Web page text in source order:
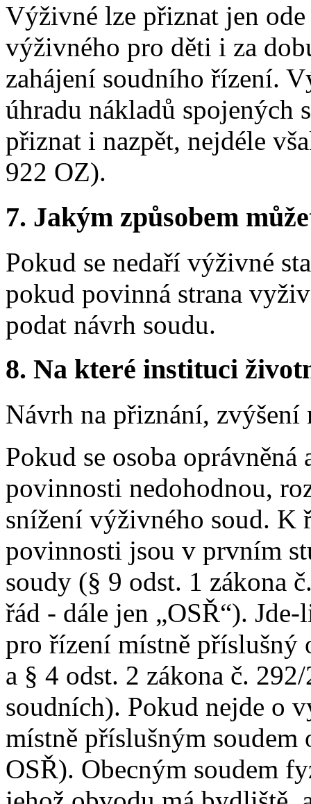
Výživné lze přiznat jen
výživného pro děti i za
zahájení soudního řízení.
úhradu nákladů spojených
přiznat i nazpět, nejdéle
922 OZ).
7. Jakým způsobem
Pokud se nedaří výživné
pokud povinná strana
podat návrh soudu.
8. Na které instituci
Návrh na přiznání,
Pokud se osoba
povinnosti nedohodnou,
snížení výživného soud.
povinnosti jsou v prvním
soudy (§ 9 odst. 1 zákona
řád - dále jen „OSŘ“).
pro řízení místně příslušný
a § 4 odst. 2 zákona č.
soudních). Pokud nejde o
místně příslušným soudem
OSŘ). Obecným soudem